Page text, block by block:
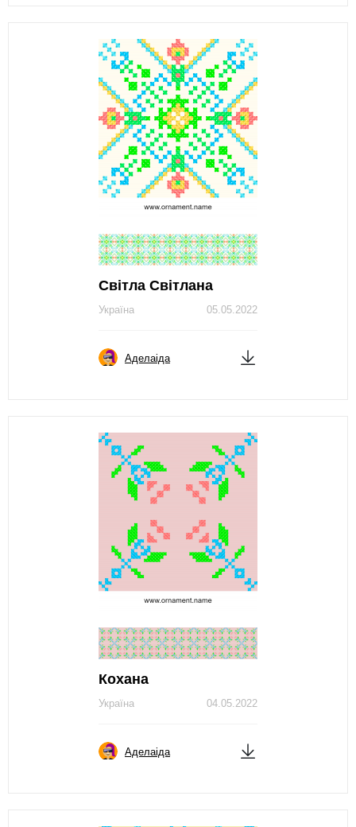
Світла Світлана
05.05.2022
Україна
Аделаіда
Кохана
04.05.2022
Україна
Аделаіда